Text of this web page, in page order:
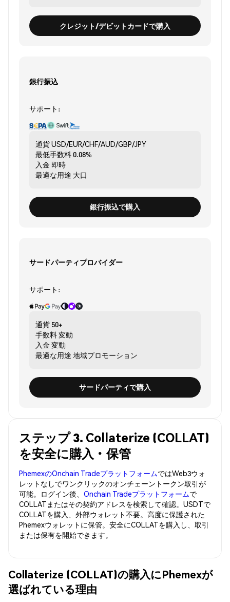
クレジット/デビットカードで購入
銀行振込
サポート:
通貨USD/EUR/CHF/AUD/GBP/JPY
最低手数料0.08%
入金 即時
最適な用途 大口
銀行振込で購入
サードパーティプロバイダー
サポート:
通貨 50+
手数料変動
入金 変動
最適な用途 地域プロモーション
サードパーティで購入
ステップ 3. Collaterize (COLLAT)
を安全に購入・保管
PhemexのOnchain TradeプラットフォームではWeb3ウォ
レットなしでワンクリックのオンチェーントークン取引が
可能。ログイン後、 Onchain Tradeプラットフォームで
COLLATまたはその契約アドレスを検索して確認。USDTで
COLLATを購入、外部ウォレット不要。高度に保護された
Phemexウォレットに保管。安全にCOLLATを購入し、取引
または保有を開始できます。
Collaterize (COLLAT)の購入にPhemexが
選ばれている理由